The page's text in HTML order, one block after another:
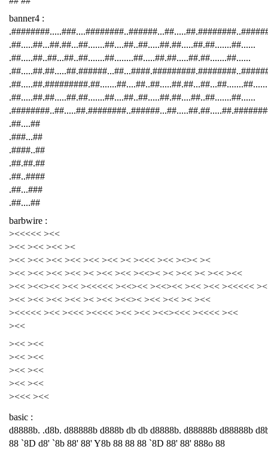
banner4 :
.##.....##...##.##...##.......##....##..##.....##.##.....##.##.......##......
.##.....##..##...##..##.......##........##.....##.##.....##.##.......##......
.##.....##.#########.##.......##....##..##.....##.##...##...##.......##......
.##.....##.##.....##.##.......##....##..##.....##.##....##..##.......##......
.##....##
.###...##
.####..##
.##.##.##
.##..####
.##...###
.##....##
barbwire :
><<<<< ><<
><< ><< ><< ><
><< ><< ><< ><< ><< ><< >< ><<< ><< ><>< ><
><< ><< ><< ><< >< ><< ><< ><<>< >< ><< >< ><< ><<
><< ><<><< ><< ><<<<< ><<><< ><<><< ><< ><< ><<<<<
><< ><< ><< ><< >< ><< ><<>< ><< ><< >< ><<
><<<<< ><< ><<< ><<<< ><< ><< ><<><<< ><<<< ><<
><<
><< ><<
><< ><<
><< ><<
><< ><<
><<< ><<
basic :
d8888b. .d8b. d88888b d888b db db d8888b. d88888b d88888b
88 `8D d8' `8b 88' 88' Y8b 88 88 88 `8D 88' 88' 888o 88